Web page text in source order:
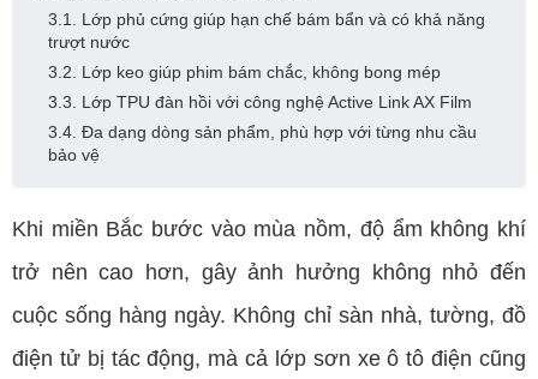
3.1. Lớp phủ cứng giúp hạn chế bám bẩn và có khả năng
trượt nước
3.2. Lớp keo giúp phim bám chắc, không bong mép
3.3. Lớp TPU đàn hồi với công nghệ Active Link AX Film
3.4. Đa dạng dòng sản phẩm, phù hợp với từng nhu cầu
bảo vệ
Khi miền Bắc bước vào mùa nồm, độ ẩm không khí
trở nên cao hơn, gây ảnh hưởng không nhỏ đến
cuộc sống hàng ngày. Không chỉ sàn nhà, tường, đồ
điện tử bị tác động, mà cả lớp sơn xe ô tô điện cũng